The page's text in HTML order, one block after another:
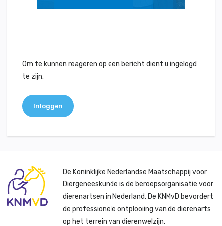
Om te kunnen reageren op een bericht dient u ingelogd
te zijn.
Inloggen
De Koninklijke Nederlandse Maatschappij voor
Diergeneeskunde is de beroepsorganisatie voor
dierenartsen in Nederland. De KNMvD bevordert
de professionele ontplooiing van de dierenarts
op het terrein van dierenwelzijn,